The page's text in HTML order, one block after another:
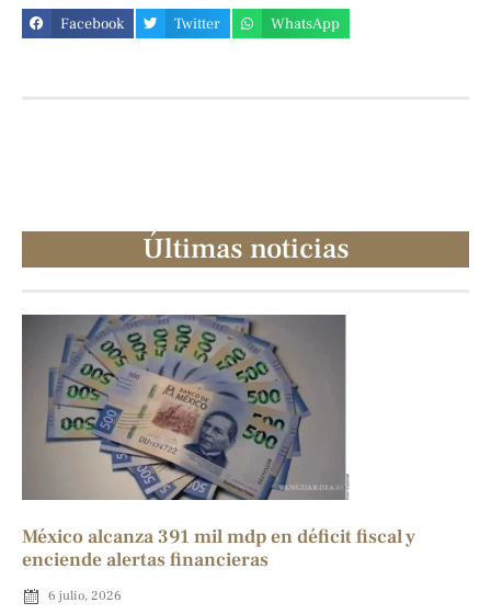
Facebook Twitter WhatsApp
Últimas noticias
México alcanza 391 mil mdp en déficit fiscal y
enciende alertas financieras
6 julio, 2026